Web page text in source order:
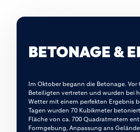
BETONAGE &
Im Oktober begann die Betonage. Vor
Beteiligten vertreten und wurden bei
Wetter mit einem perfekten Ergebnis
Tagen wurden 70 Kubikmeter
Fläche von ca. 700 Quadratmetern
Formgebung, Anpassung ans